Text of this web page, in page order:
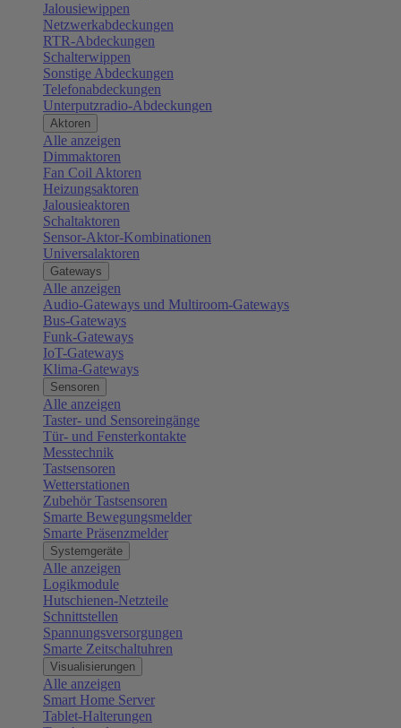
Jalousiewippen
Netzwerkabdeckungen
RTR-Abdeckungen
Schalterwippen
Sonstige Abdeckungen
Telefonabdeckungen
Unterputzradio-Abdeckungen
Aktoren
Alle anzeigen
Dimmaktoren
Fan Coil Aktoren
Heizungsaktoren
Jalousieaktoren
Schaltaktoren
Sensor-Aktor-Kombinationen
Universalaktoren
Gateways
Alle anzeigen
Audio-Gateways und Multiroom-Gateways
Bus-Gateways
Funk-Gateways
IoT-Gateways
Klima-Gateways
Sensoren
Alle anzeigen
Taster- und Sensoreingänge
Tür- und Fensterkontakte
Messtechnik
Tastsensoren
Wetterstationen
Zubehör Tastsensoren
Smarte Bewegungsmelder
Smarte Präsenzmelder
Systemgeräte
Alle anzeigen
Logikmodule
Hutschienen-Netzteile
Schnittstellen
Spannungsversorgungen
Smarte Zeitschaltuhren
Visualisierungen
Alle anzeigen
Smart Home Server
Tablet-Halterungen